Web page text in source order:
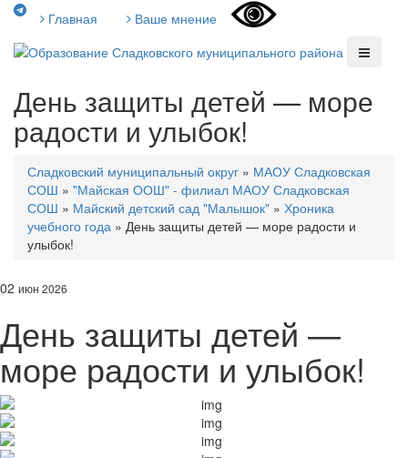
Главная Ваше мнение
День защиты детей — море
радости и улыбок!
Сладковский муниципальный округ » МАОУ Сладковская
СОШ » "Майская ООШ" - филиал МАОУ Сладковская
СОШ » Майский детский сад "Малышок" » Хроника
учебного года » День защиты детей — море радости и
улыбок!
02 июн 2026
День защиты детей —
море радости и улыбок!